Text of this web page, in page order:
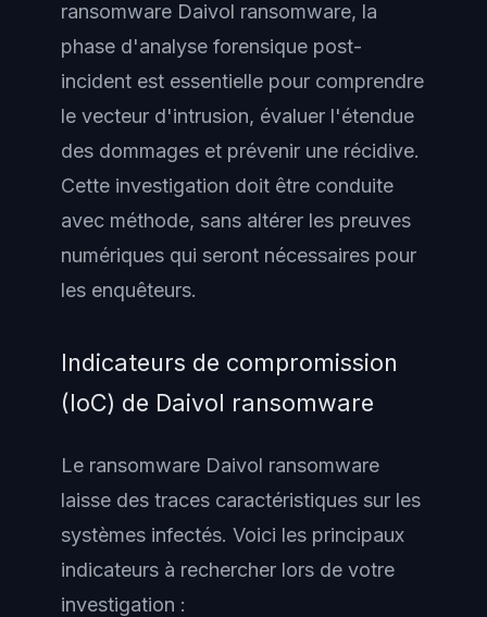
ransomware Daivol ransomware, la
phase d'analyse forensique post-
incident est essentielle pour comprendre
le vecteur d'intrusion, évaluer l'étendue
des dommages et prévenir une récidive.
Cette investigation doit être conduite
avec méthode, sans altérer les preuves
numériques qui seront nécessaires pour
les enquêteurs.
Indicateurs de compromission
(IoC) de Daivol ransomware
Le ransomware Daivol ransomware
laisse des traces caractéristiques sur les
systèmes infectés. Voici les principaux
indicateurs à rechercher lors de votre
investigation :